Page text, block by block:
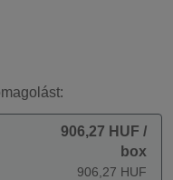
906,27 HUF /
box
906,27 HUF